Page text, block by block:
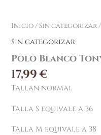
Inicio/Sin categorizar
Sin categorizar
Polo Blanco
17,99€
Tallan normal
Talla S equivale a 36
Talla M equivale a 38